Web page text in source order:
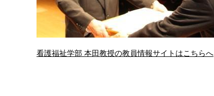
看護福祉学部 本田教授の教員情報サイトはこちらへ